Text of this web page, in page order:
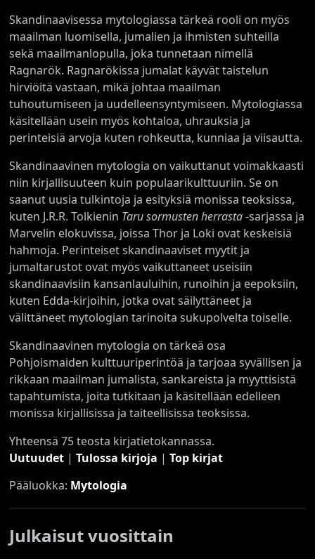
Skandinaavisessa mytologiassa tärkeä rooli on myös
maailman luomisella, jumalien ja ihmisten suhteilla
sekä maailmanlopulla, joka tunnetaan nimellä
Ragnarök. Ragnarökissa jumalat käyvät taistelun
hirviöitä vastaan, mikä johtaa maailman
tuhoutumiseen ja uudelleensyntymiseen. Mytologiassa
käsitellään usein myös kohtaloa, uhrauksia ja
perinteisiä arvoja kuten rohkeutta, kunniaa ja viisautta.
Skandinaavinen mytologia on vaikuttanut voimakkaasti
niin kirjallisuuteen kuin populaarikulttuuriin. Se on
saanut uusia tulkintoja ja esityksiä monissa teoksissa,
kuten J.R.R. Tolkienin Taru sormusten herrasta-sarjassa ja
Marvelin elokuvissa, joissa Thor ja Loki ovat keskeisiä
hahmoja. Perinteiset skandinaaviset myytit ja
jumaltarustot ovat myös vaikuttaneet useisiin
skandinaavisiin kansanlauluihin, runoihin ja eepoksiin,
kuten Edda-kirjoihin, jotka ovat säilyttäneet ja
välittäneet mytologian tarinoita sukupolvelta toiselle.
Skandinaavinen mytologia on tärkeä osa
Pohjoismaiden kulttuuriperintöä ja tarjoaa syvällisen ja
rikkaan maailman jumalista, sankareista ja myyttisistä
tapahtumista, joita tutkitaan ja käsitellään edelleen
monissa kirjallisissa ja taiteellisissa teoksissa.
Yhteensä 75 teosta kirjatietokannassa.
Uutuudet |Tulossa kirjoja |Top kirjat
Pääluokka: Mytologia
Julkaisut vuosittain